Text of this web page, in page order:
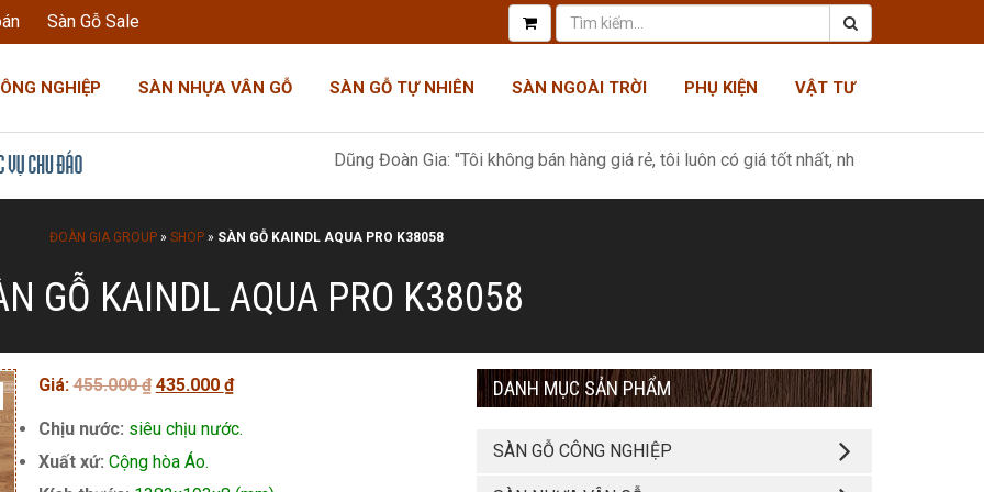
Sàn Gỗ Sale
NGHIỆP SÀN NHỰA VÂN GỖ SÀN GỖ TỰ NHIÊN SÀN NGOÀI TRỜI PHỤ KIỆN VẬT TƯ
Dũng Đoàn Gia: "Tôi không bán hàng giá rẻ, tôi luôn có giá tốt nhất, như một món quà tri ân khách
ĐOÀN GIA GROUP» SHOP» SÀN GỖ KAINDL AQUA PRO K38058
GỖ KAINDL AQUA PRO K38058
Giá:455.000₫ Giá
gốc
là:
455.000 ₫.
435.000 ₫Giá
là:
Chịu nước: siêu chịu nước.
Xuất xứ: Cộng hòa Áo.
DANH MỤC SẢN PHẨM
SÀN GỖ CÔNG NGHIỆP